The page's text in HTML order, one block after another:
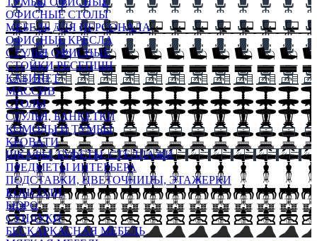
ОФИСНЫЕ СТОЛЫ
МЕБЕЛЬ ДЛЯ ПЕРСОНАЛА
ОФИСНЫЕ КРЕСЛА
СТУЛЬЯ ОФИСНЫЕ
СТОЙКИ РЕСЕПШН
КАБИНЕТ
МАССИВ
СТОЛЫ
СТУЛЬЯ, БАНКЕТКИ
КОМОДЫ И ТУМБЫ
КРОВАТИ
ШКАФЫ, БУФЕТЫ, СТЕЛЛАЖИ
ПРЕДМЕТЫ ИНТЕРЬЕРА
ПОДСТАВКИ, ЦВЕТОЧНИЦЫ, ЭТАЖЕРКИ
КОНСОЛИ
БЮРО
СУНДУКИ
БЕСКАРКАСНАЯ МЕБЕЛЬ